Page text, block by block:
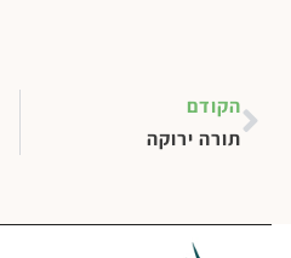
הקודם
תורה ירוקה